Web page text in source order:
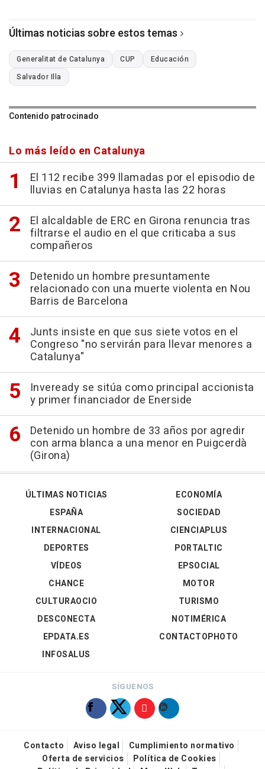
Últimas noticias sobre estos temas
Generalitat de Catalunya CUP
Educación
Salvador Illa
Contenido patrocinado
Lo más leído en Catalunya
El 112 recibe 399 llamadas por el episodio de
lluvias en Catalunya hasta las 22 horas
El alcaldable de ERC en Girona renuncia tras
filtrarse el audio en el que criticaba a sus
compañeros
Detenido un hombre presuntamente
relacionado con una muerte violenta en Nou
Barris de Barcelona
Junts insiste en que sus siete votos en el
Congreso "no servirán para llevar menores a
Catalunya"
Inveready se sitúa como principal accionista
y primer financiador de Enerside
Detenido un hombre de 33 años por agredir
con arma blanca a una menor en Puigcerdà
(Girona)
ÚLTIMAS NOTICIAS
ESPAÑA
INTERNACIONAL
DEPORTES
VÍDEOS
ECONOMÍA
SOCIEDAD
CIENCIAPLUS
PORTALTIC
EPSOCIAL
CHANCE
CULTURAOCIO
DESCONECTA
EPDATA.ES
INFOSALUS
MOTOR
TURISMO
NOTIMÉRICA
CONTACTOPHOTO
SÍGUENOS
Contacto Aviso legal
Cumplimiento normativo
Oferta de servicios
Política de Cookies